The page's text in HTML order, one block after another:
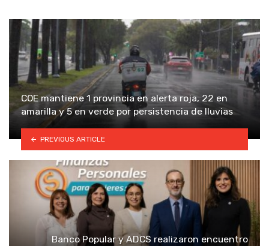
COE mantiene 1 provincia en alerta roja, 22 en
amarilla y 5 en verde por persistencia de lluvias
PREVIOUS ARTICLE
Banco Popular y ADCS realizaron encuentro